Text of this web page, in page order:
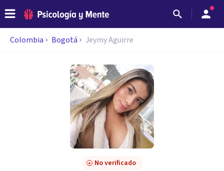
Colombia Bogotá Jeymy Aguirre
No verificado